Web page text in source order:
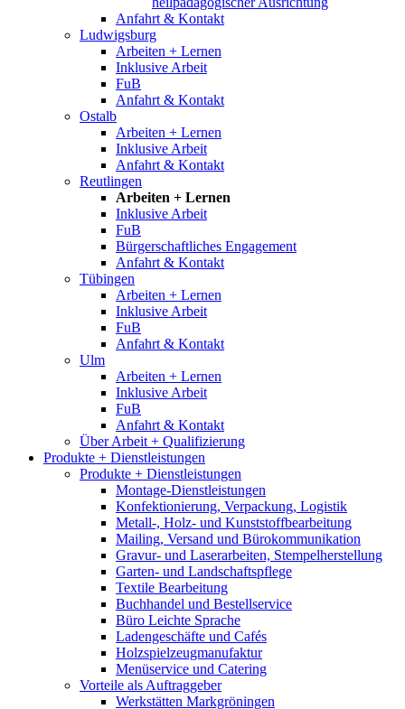
Anfahrt & Kontakt
Ludwigsburg
Arbeiten + Lernen
Inklusive Arbeit
FuB
Anfahrt & Kontakt
Ostalb
Arbeiten + Lernen
Inklusive Arbeit
Anfahrt & Kontakt
Reutlingen
Arbeiten + Lernen
Inklusive Arbeit
FuB
Bürgerschaftliches Engagement
Anfahrt & Kontakt
Tübingen
Arbeiten + Lernen
Inklusive Arbeit
FuB
Anfahrt & Kontakt
Ulm
Arbeiten + Lernen
Inklusive Arbeit
FuB
Anfahrt & Kontakt
Über Arbeit + Qualifizierung
Produkte + Dienstleistungen
Produkte + Dienstleistungen
Montage-Dienstleistungen
Konfektionierung, Verpackung, Logistik
Metall-, Holz- und Kunststoffbearbeitung
Mailing, Versand und Bürokommunikation
Gravur- und Laserarbeiten, Stempelherstellung
Garten- und Landschaftspflege
Textile Bearbeitung
Buchhandel und Bestellservice
Büro Leichte Sprache
Ladengeschäfte und Cafés
Holzspielzeugmanufaktur
Menüservice und Catering
Vorteile als Auftraggeber
Werkstätten Markgröningen